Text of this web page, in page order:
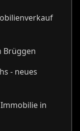
Brüggen
- neues
in